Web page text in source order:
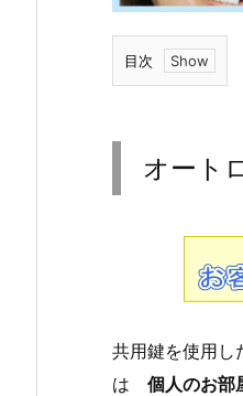
目次
1.
ト
用
さ
オート
共用鍵を使用し
は 個人のお部